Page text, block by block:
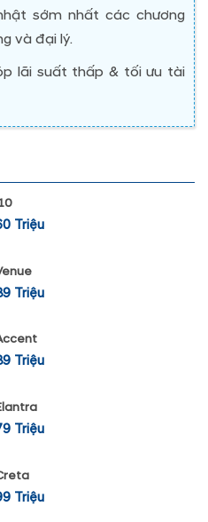
sớm nhất các chương
và đại lý.
lãi suất thấp & tối ưu tài
Triệu
Triệu
Triệu
Triệu
Triệu